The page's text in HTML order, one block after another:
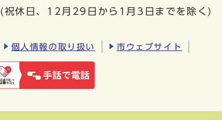
(祝休日、12月29日から1月3日までを除く)
個人情報の取り扱い 市ウェブサイト